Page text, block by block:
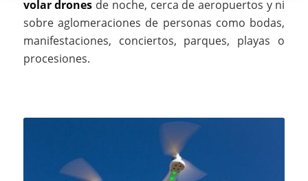
volar drones de noche, cerca de aeropuertos y ni
sobre aglomeraciones de personas como bodas,
manifestaciones, conciertos, parques, playas o
procesiones.